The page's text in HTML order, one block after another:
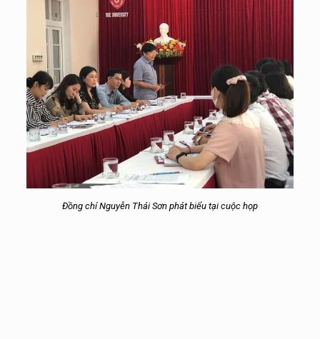
Đồng chí Nguyễn Thái Sơn phát biểu tại cuộc họp